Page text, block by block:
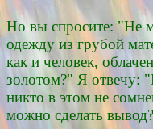
Но вы спросите: "Не
одежду из грубой
как и человек,
золотом?" Я отвечу:
никто в этом не
можно сделать